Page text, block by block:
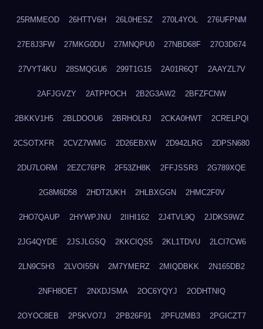
25RMMEOD 26HTTV6H 26L0HESZ 270L4YOL 276UFPNM
27E8J3FW 27MKG0DU 27MNQPU0 27NBD68F 27O3D674
27VYT4KU 28SMQGU6 299T1G15 2A01R6QT 2AAYZL7V
2AFJGVZY 2ATPPOCH 2B2G3AW2 2BFZFCNW
2BKKV1H5 2BLDOOU6 2BRHOLRJ 2CKA0HWT 2CRELPQI
2CSOTXFR 2CVZ7WMG 2D26EBXW 2D942LRG 2DPSN680
2DU7LORM 2EZC76PR 2F53ZH8K 2FFJSSR3 2G789XQE
2G8M6D58 2HDT2UKH 2HLBXGGN 2HMC2F0V
2HO7QAUP 2HYWPJNU 2IIHI162 2J4TVL9Q 2JDKS9WZ
2JG4QYDE 2JSJLGSQ 2KKCIQS5 2KL1TDVU 2LCI7CW6
2LN9C5H3 2LVOI55N 2M7YMERZ 2MIQDBKK 2N165DB2
2NFH8OET 2NXDJSMA 2OC6YQYJ 2ODHTNIQ
2OYOC8EB 2P5KVO7J 2PB26F91 2PFU2MB3 2PGICZT7